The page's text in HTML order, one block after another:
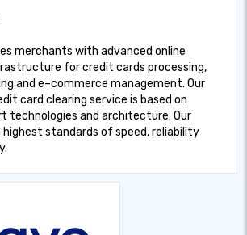
merchants with advanced online
for credit cards processing,
and e–commerce management. Our
card clearing service is based on
and architecture. Our
standards of speed, reliability